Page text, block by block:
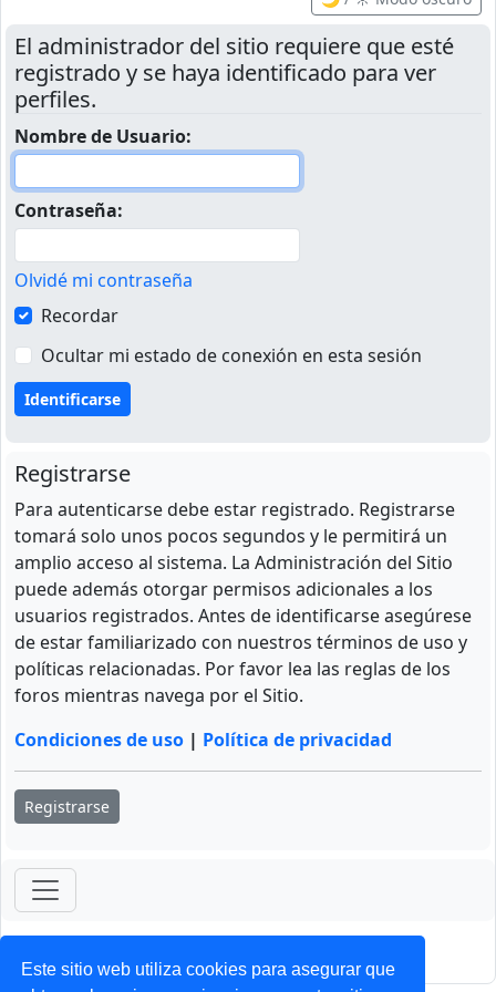
Este sitio web utiliza cookies para asegurar que
El administrador del sitio requiere que esté
registrado y se haya identificado para ver
perfiles.
Nombre de Usuario:
Contraseña:
Olvidé mi contraseña
Recordar
Ocultar mi estado de conexión en esta sesión
Registrarse
Para autenticarse debe estar registrado. Registrarse
tomará solo unos pocos segundos y le permitirá un
amplio acceso al sistema. La Administración del Sitio
puede además otorgar permisos adicionales a los
usuarios registrados. Antes de identificarse asegúrese
de estar familiarizado con nuestros términos de uso y
políticas relacionadas. Por favor lea las reglas de los
foros mientras navega por el Sitio.
Condiciones de uso | Política de privacidad
Registrarse
ForoClub 2025
Privacidad| Condiciones